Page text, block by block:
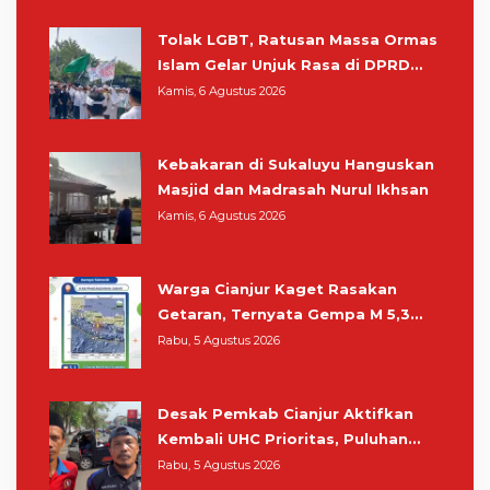
Tolak LGBT, Ratusan Massa Ormas
Islam Gelar Unjuk Rasa di DPRD
Cianjur
Kamis, 6 Agustus 2026
Kebakaran di Sukaluyu Hanguskan
Masjid dan Madrasah Nurul Ikhsan
Kamis, 6 Agustus 2026
Warga Cianjur Kaget Rasakan
Getaran, Ternyata Gempa M 5,3
Berpusat di Pangandaran
Rabu, 5 Agustus 2026
Desak Pemkab Cianjur Aktifkan
Kembali UHC Prioritas, Puluhan
Warga Unjuk Rasa di Pendopo
Rabu, 5 Agustus 2026